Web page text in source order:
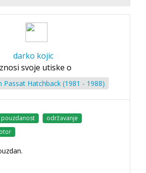
darko kojic
svoje utiske o
Passat Hatchback (1981 - 1988)
pouzdanost
održavanje